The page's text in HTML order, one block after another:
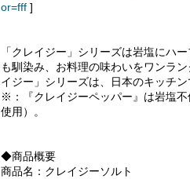
or=fff ]
「クレイジー」シリーズは岩塩にハ
も馴染み、お料理の味わいをワンラ
イジー」シリーズは、日本のキッチン
※：『クレイジーペッパー』は岩塩
使用）。
◆商品概要
商品名：クレイジーソルト